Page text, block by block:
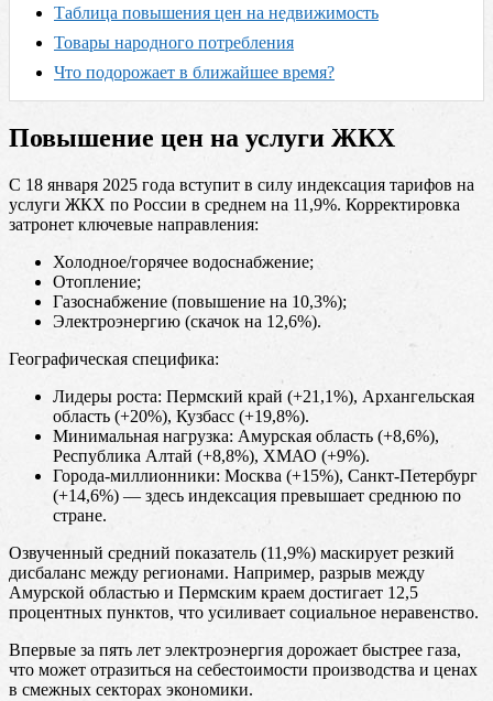
Таблица повышения цен на недвижимость
Товары народного потребления
Что подорожает в ближайшее время?
Повышение цен на услуги ЖКХ
С 18 января 2025 года вступит в силу индексация тарифов на
услуги ЖКХ по России в среднем на 11,9%. Корректировка
затронет ключевые направления:
Холодное/горячее водоснабжение;
Отопление;
Газоснабжение (повышение на 10,3%);
Электроэнергию (скачок на 12,6%).
Географическая специфика:
Лидеры роста: Пермский край (+21,1%), Архангельская
область (+20%), Кузбасс (+19,8%).
Минимальная нагрузка: Амурская область (+8,6%),
Республика Алтай (+8,8%), ХМАО (+9%).
Города-миллионники: Москва (+15%), Санкт-Петербург
(+14,6%) — здесь индексация превышает среднюю по
стране.
Озвученный средний показатель (11,9%) маскирует резкий
дисбаланс между регионами. Например, разрыв между
Амурской областью и Пермским краем достигает 12,5
процентных пунктов, что усиливает социальное неравенство.
Впервые за пять лет электроэнергия дорожает быстрее газа,
что может отразиться на себестоимости производства и ценах
в смежных секторах экономики.